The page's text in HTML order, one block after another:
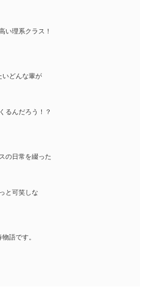
い理系クラス！
いどんな輩が
るんだろう！？
の日常を綴った
と可笑しな
物語です。